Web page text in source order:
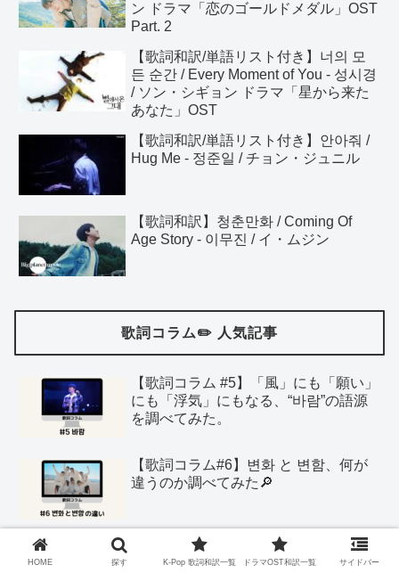
ン ドラマ「恋のゴールドメダル」OST
Part. 2
【歌詞和訳/単語リスト付き】너의 모
든 순간 / Every Moment of You - 성시경
/ ソン・シギョン ドラマ「星から来た
あなた」OST
【歌詞和訳/単語リスト付き】안아줘 /
Hug Me - 정준일 / チョン・ジュニル
【歌詞和訳】청춘만화 / Coming Of
Age Story - 이무진 / イ・ムジン
歌詞コラム✏️ 人気記事
【歌詞コラム #5】「風」にも「願い」
にも「浮気」にもなる、“바람”の語源
を調べてみた。
【歌詞コラム#6】변화 と 변함、何が
違うのか調べてみた🔎
【歌詞コラム#4】마침って、運命的で
ロマンティックな言葉だよねって話。
HOME 探す K-Pop 歌詞和訳一覧 ドラマOST和訳一覧 サイドバー